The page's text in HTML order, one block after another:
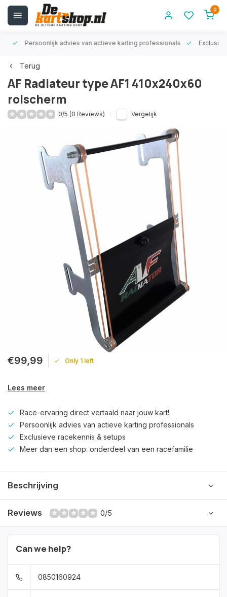
0
Persoonlijk advies van actieve karting professionals
Terug
AF Radiateur type AF1 410x240x60
rolscherm
0/5 (0 Reviews) Vergelijk
€99,99 Only 1 left
Lees meer
Race-ervaring direct vertaald naar jouw kart!
Persoonlijk advies van actieve karting professionals
Exclusieve racekennis & setups
Meer dan een shop: onderdeel van een racefamilie
Beschrijving
Reviews 0/5
Can we help?
0850160924